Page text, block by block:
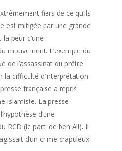
fiers de ce qu’ils
est mitigée par une grande
la peur d’une
mouvement. L’exemple du
de l’assassinat du prêtre
la difficulté d’interprétation
française a repris
islamiste. La presse
d’une
RCD (le parti de ben Ali). Il
d’un crime crapuleux.